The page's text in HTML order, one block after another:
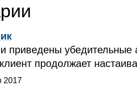
приведены
продолжает
2017